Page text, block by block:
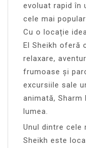
evoluat rapid în
cele mai
Cu o locație
El Sheikh oferă
relaxare,
frumoase și
excursiile sale
animată, Sharm
lumea.
Unul dintre cele
Sheikh este